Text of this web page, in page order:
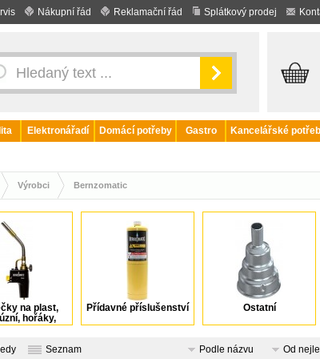
Nákupní řád Reklamační řád Splátkový prodej
Elektronářadí Domácí potřeby Gastro Kancelářské
Výrobci Bernzomatic
na plast,
hořáky,
kukly
Přídavné příslušenství Ostatní
Seznam Podle názvu Od